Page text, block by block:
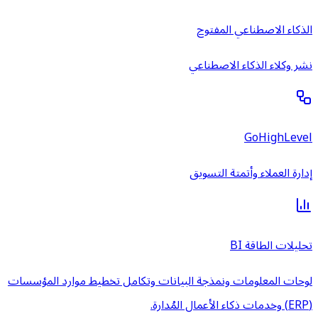
الذكاء الاصطناعي المفتوح
نشر وكلاء الذكاء الاصطناعي
GoHighLevel
إدارة العملاء وأتمتة التسويق
تحليلات الطاقة BI
لوحات المعلومات ونمذجة البيانات وتكامل تخطيط موارد المؤسسات
(ERP) وخدمات ذكاء الأعمال المُدارة.